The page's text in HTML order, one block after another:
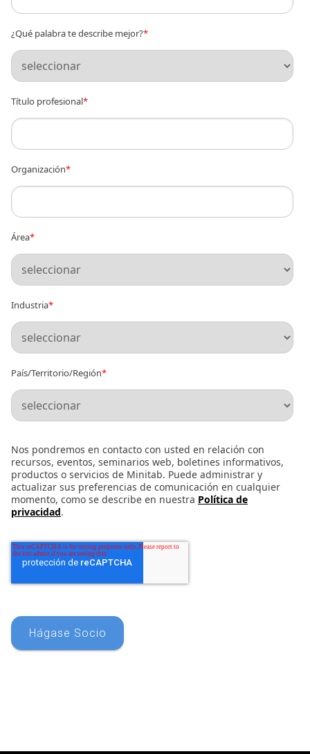
¿Qué palabra te describe mejor?*
Título profesional*
Organización*
Área*
Industria*
País/Territorio/Región*
Nos pondremos en contacto con usted en relación con
recursos, eventos, seminarios web, boletines informativos,
productos o servicios de Minitab. Puede administrar y
actualizar sus preferencias de comunicación en cualquier
momento, como se describe en nuestra Política de
privacidad.